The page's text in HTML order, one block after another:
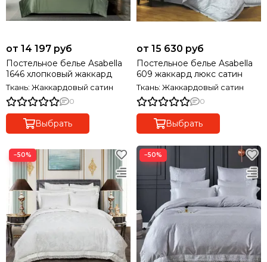
от 14 197 руб
Постельное белье Asabella
1646 хлопковый жаккард
Ткань: Жаккардовый сатин
0
Выбрать
от 15 630 руб
Постельное белье Asabella
609 жаккард люкс сатин
Ткань: Жаккардовый сатин
0
Выбрать
−50% −50%